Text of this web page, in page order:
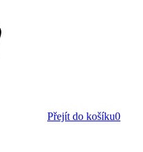
Přejít do košíku0